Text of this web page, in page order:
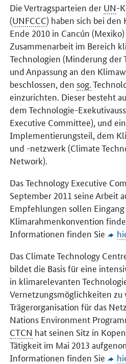
Die Vertragsparteien der UN-
(UNFCCC) haben sich bei
Ende 2010 in Cancún
Zusammenarbeit im Bereich
Technologien (Minderung der
und Anpassung an den
beschlossen, den sog.
einzurichten. Dieser besteht
dem Technologie-
Executive Committee), und
Implementierungsteil, dem
und -netzwerk (Climate
Network).
DasTechnology Executive
September 2011 seine Arbeit
Empfehlungen sollen
Klimarahmenkonvention
Informationen finden Sie
Das Climate Technology
bildet die Basis für eine
in klimarelevanten
Vernetzungsmöglichkeiten zu
Trägerorganisation für das
Nations Environment
CTCN hat seinen Sitz in
Tätigkeit im Mai 2013
Informationen finden Sie